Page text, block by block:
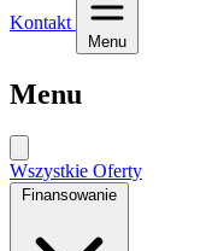
Kontakt
Menu
Menu
Wszystkie Oferty
Finansowanie